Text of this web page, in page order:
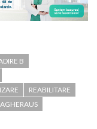
B
REABILITARE